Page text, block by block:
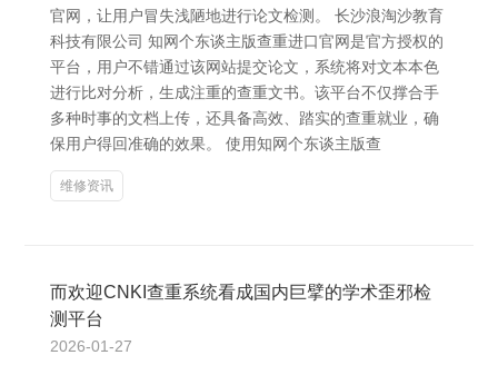
官网，让用户冒失浅陋地进行论文检测。 长沙浪淘沙教育
科技有限公司 知网个东谈主版查重进口官网是官方授权的
平台，用户不错通过该网站提交论文，系统将对文本本色
进行比对分析，生成注重的查重文书。该平台不仅撑合手
多种时事的文档上传，还具备高效、踏实的查重就业，确
保用户得回准确的效果。 使用知网个东谈主版查
维修资讯
而欢迎CNKI查重系统看成国内巨擘的学术歪邪检
测平台
2026-01-27